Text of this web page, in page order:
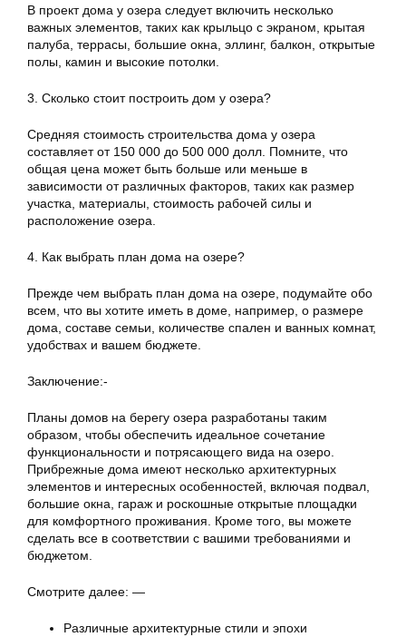
В проект дома у озера следует включить несколько
важных элементов, таких как крыльцо с экраном, крытая
палуба, террасы, большие окна, эллинг, балкон, открытые
полы, камин и высокие потолки.
3. Сколько стоит построить дом у озера?
Средняя стоимость строительства дома у озера
составляет от 150 000 до 500 000 долл. Помните, что
общая цена может быть больше или меньше в
зависимости от различных факторов, таких как размер
участка, материалы, стоимость рабочей силы и
расположение озера.
4. Как выбрать план дома на озере?
Прежде чем выбрать план дома на озере, подумайте обо
всем, что вы хотите иметь в доме, например, о размере
дома, составе семьи, количестве спален и ванных комнат,
удобствах и вашем бюджете.
Заключение:-
Планы домов на берегу озера разработаны таким
образом, чтобы обеспечить идеальное сочетание
функциональности и потрясающего вида на озеро.
Прибрежные дома имеют несколько архитектурных
элементов и интересных особенностей, включая подвал,
большие окна, гараж и роскошные открытые площадки
для комфортного проживания. Кроме того, вы можете
сделать все в соответствии с вашими требованиями и
бюджетом.
Смотрите далее: —
Различные архитектурные стили и эпохи